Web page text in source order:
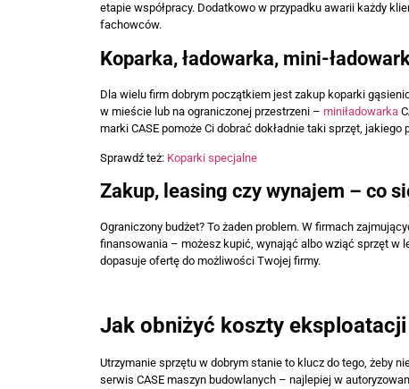
etapie współpracy. Dodatkowo w przypadku awarii każdy
fachowców.
Koparka, ładowarka, mini-
Dla wielu firm dobrym początkiem jest zakup koparki
w mieście lub na ograniczonej przestrzeni – miniładowarka
marki CASE pomoże Ci dobrać dokładnie taki sprzęt,
Sprawdź też: Koparki specjalne
Zakup, leasing czy wynajem – co
Ograniczony budżet? To żaden problem. W firmach
finansowania – możesz kupić, wynająć albo wziąć sprzęt w
dopasuje ofertę do możliwości Twojej firmy.
Jak obniżyć koszty eksploatacji
Utrzymanie sprzętu w dobrym stanie to klucz do tego, żeby
serwis CASE maszyn budowlanych – najlepiej w